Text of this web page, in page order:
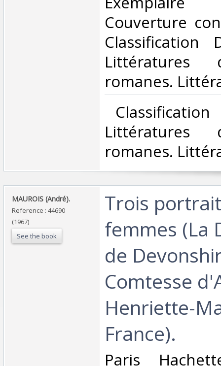
Couverture
Classification
Littératures
romanes.
Littératures
romanes.
‎MAUROIS (André).‎
Reference : 44690
(1967)
See the book
‎Trois
femmes (La
de
Comtesse
Henriette-
France).‎
‎Paris